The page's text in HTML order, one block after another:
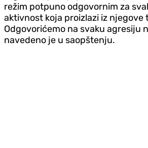
režim potpuno odgovornim za
aktivnost koja proizlazi iz njegove
Odgovorićemo na svaku agresiju
navedeno je u saopštenju.